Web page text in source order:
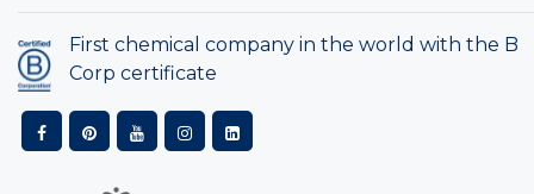
First chemical company in the world with the B
Corp certificate